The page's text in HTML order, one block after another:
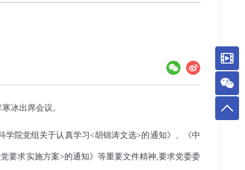
冰出席会议。
学院党组关于认真学习 <胡锦涛文选>的通知》、《中
要求实施方案>的通知》等重要文件精神,要求党委委